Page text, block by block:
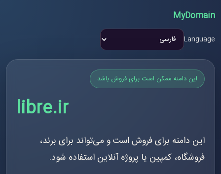
MyDomain
Language
این دامنه ممکن است برای فروش باشد
libre.ir
این دامنه برای فروش است و می‌تواند برای برند،
فروشگاه، کمپین یا پروژه آنلاین استفاده شود.